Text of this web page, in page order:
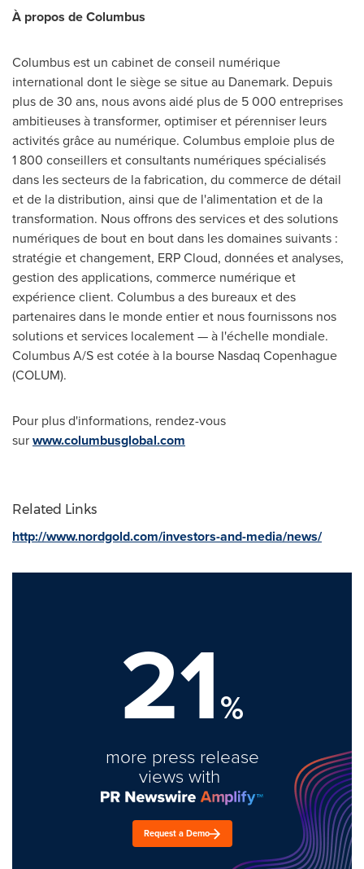
À propos de Columbus
Columbus est un cabinet de conseil numérique
international dont le siège se situe au Danemark. Depuis
plus de 30 ans, nous avons aidé plus de 5 000 entreprises
ambitieuses à transformer, optimiser et pérenniser leurs
activités grâce au numérique. Columbus emploie plus de
1 800 conseillers et consultants numériques spécialisés
dans les secteurs de la fabrication, du commerce de détail
et de la distribution, ainsi que de l'alimentation et de la
transformation. Nous offrons des services et des solutions
numériques de bout en bout dans les domaines suivants :
stratégie et changement, ERP Cloud, données et analyses,
gestion des applications, commerce numérique et
expérience client. Columbus a des bureaux et des
partenaires dans le monde entier et nous fournissons nos
solutions et services localement — à l'échelle mondiale.
Columbus A/S est cotée à la bourse Nasdaq Copenhague
(COLUM).
Pour plus d'informations, rendez-vous
surwww.columbusglobal.com
Related Links
http://www.nordgold.com/investors-and-media/news/
21%
more press release
views with
Request a Demo